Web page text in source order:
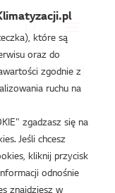
SAC [ON-LINE]
które są
oraz do
zgodnie z
ruchu na
zgadzasz się na
Jeśli chcesz
kliknij przycisk
odnośnie
znajdziesz w